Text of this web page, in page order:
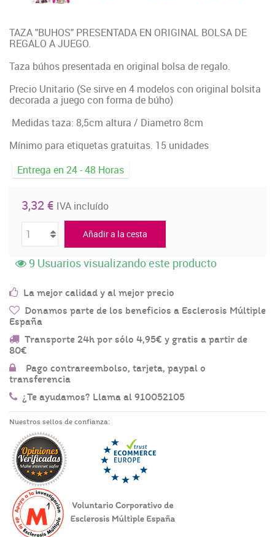
TAZA "BUHOS" PRESENTADA EN ORIGINAL BOLSA DE
REGALO A JUEGO.
Taza búhos presentada en original bolsa de regalo.
Precio Unitario (Se sirve en 4 modelos con original bolsita
decorada a juego con forma de búho)
Medidas taza: 8,5cm altura / Diametro 8cm
Mínimo para etiquetas gratuitas. 15 unidades
Entrega en 24 - 48 Horas
3,32 € IVA incluído
Añadir a la cesta
9 Usuarios visualizando este producto
La mejor calidad y al mejor precio
Donamos parte de los beneficios a Esclerosis Múltiple
España
Transporte 24h por sólo 4,95€ y gratis a partir de
80€
Pago contrareembolso, tarjeta, paypal o
transferencia
¿Te ayudamos? Llama al 910052105
Nuestros sellos de confianza: